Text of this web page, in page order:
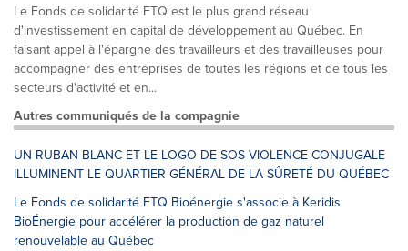
Le Fonds de solidarité FTQ est le plus grand réseau
d'investissement en capital de développement au Québec. En
faisant appel à l'épargne des travailleurs et des travailleuses pour
accompagner des entreprises de toutes les régions et de tous les
secteurs d'activité et en...
Autres communiqués de la compagnie
UN RUBAN BLANC ET LE LOGO DE SOS VIOLENCE CONJUGALE
ILLUMINENT LE QUARTIER GÉNÉRAL DE LA SÛRETÉ DU QUÉBEC
Le Fonds de solidarité FTQ Bioénergie s'associe à Keridis
BioÉnergie pour accélérer la production de gaz naturel
renouvelable au Québec